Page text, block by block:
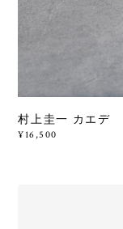
村上圭一 カエデ
¥16,500